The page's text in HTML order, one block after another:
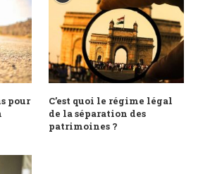
pour
C’est quoi le régime légal
de la séparation des
patrimoines ?